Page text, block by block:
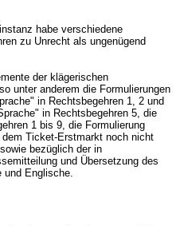
habe verschiedene
zu Unrecht als ungenügend
der klägerischen
unter anderem die Formulierungen
in Rechtsbegehren 1, 2 und
in Rechtsbegehren 5, die
1 bis 9, die Formulierung
Ticket-Erstmarkt noch nicht
bezüglich der in
und Übersetzung des
und Englische.